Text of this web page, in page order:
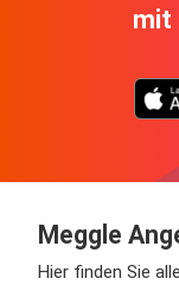
mit
Meggle
Hier finden Sie